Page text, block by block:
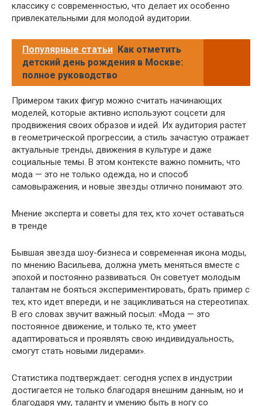
классику с современностью, что делает их особенно
привлекательными для молодой аудитории.
Популярные статьи Как отметить
детский день рождения в Москве:
полное руководство
Примером таких фигур можно считать начинающих
моделей, которые активно используют соцсети для
продвижения своих образов и идей. Их аудитория растет
в геометрической прогрессии, а стиль зачастую отражает
актуальные тренды, движения в культуре и даже
социальные темы. В этом контексте важно помнить, что
мода — это не только одежда, но и способ
самовыражения, и новые звезды отлично понимают это.
Мнение эксперта и советы для тех, кто хочет оставаться
в тренде
Бывшая звезда шоу-бизнеса и современная икона моды,
по мнению Васильева, должна уметь меняться вместе с
эпохой и постоянно развиваться. Он советует молодым
талантам не бояться экспериментировать, брать пример с
тех, кто идет впереди, и не зацикливаться на стереотипах.
В его словах звучит важный посыл: «Мода — это
постоянное движение, и только те, кто умеет
адаптироваться и проявлять свою индивидуальность,
смогут стать новыми лидерами».
Статистика подтверждает: сегодня успех в индустрии
достигается не только благодаря внешним данным, но и
благодаря уму, таланту и умению быть в ногу со